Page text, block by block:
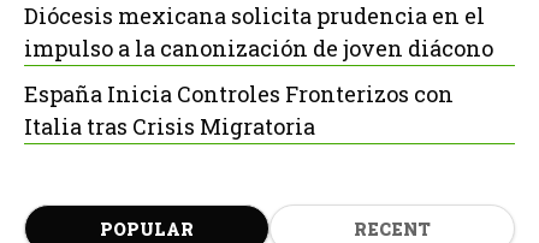
Diócesis mexicana solicita prudencia en el
impulso a la canonización de joven diácono
España Inicia Controles Fronterizos con
Italia tras Crisis Migratoria
POPULAR RECENT